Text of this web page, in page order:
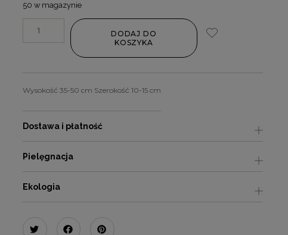
50 w magazynie
DODAJ DO
KOSZYKA
Wysokość 35-50 cm Szerokość 10-15 cm
Dostawa i płatność
Pielęgnacja
Ekologia